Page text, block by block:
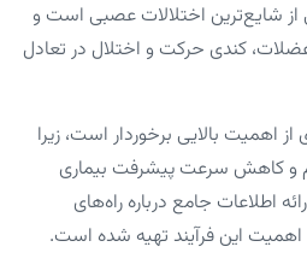
از شایع‌ترین اختلالات عصبی است و
کندی حرکت و اختلال در تعادل
اهمیت بالایی برخوردار است، زیرا
و کاهش سرعت پیشرفت بیماری
اطلاعات جامع درباره راه‌های
این فرآیند تهیه شده است.